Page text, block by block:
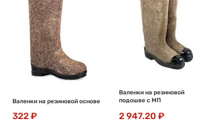
Валенки на резиновой основе
322 ₽
Валенки на резиновой
подошве с МП
2 947.20 ₽